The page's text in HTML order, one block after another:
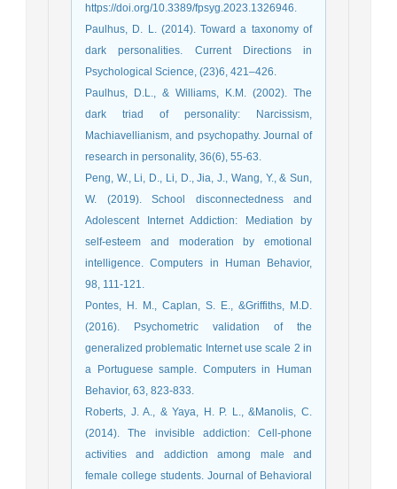
https://doi.org/10.3389/fpsyg.2023.1326946.
Paulhus, D. L. (2014). Toward a taxonomy of
dark personalities. Current Directions in
Psychological Science, (23)6, 421–426.
Paulhus, D.L., & Williams, K.M. (2002). The
dark triad of personality: Narcissism,
Machiavellianism, and psychopathy. Journal of
research in personality, 36(6), 55-63.
Peng, W., Li, D., Li, D., Jia, J., Wang, Y., & Sun,
W. (2019). School disconnectedness and
Adolescent Internet Addiction: Mediation by
self-esteem and moderation by emotional
intelligence. Computers in Human Behavior,
98, 111-121.
Pontes, H. M., Caplan, S. E., &Griffiths, M.D.
(2016). Psychometric validation of the
generalized problematic Internet use scale 2 in
a Portuguese sample. Computers in Human
Behavior, 63, 823-833.
Roberts, J. A., & Yaya, H. P. L., &Manolis, C.
(2014). The invisible addiction: Cell-phone
activities and addiction among male and
female college students. Journal of Behavioral